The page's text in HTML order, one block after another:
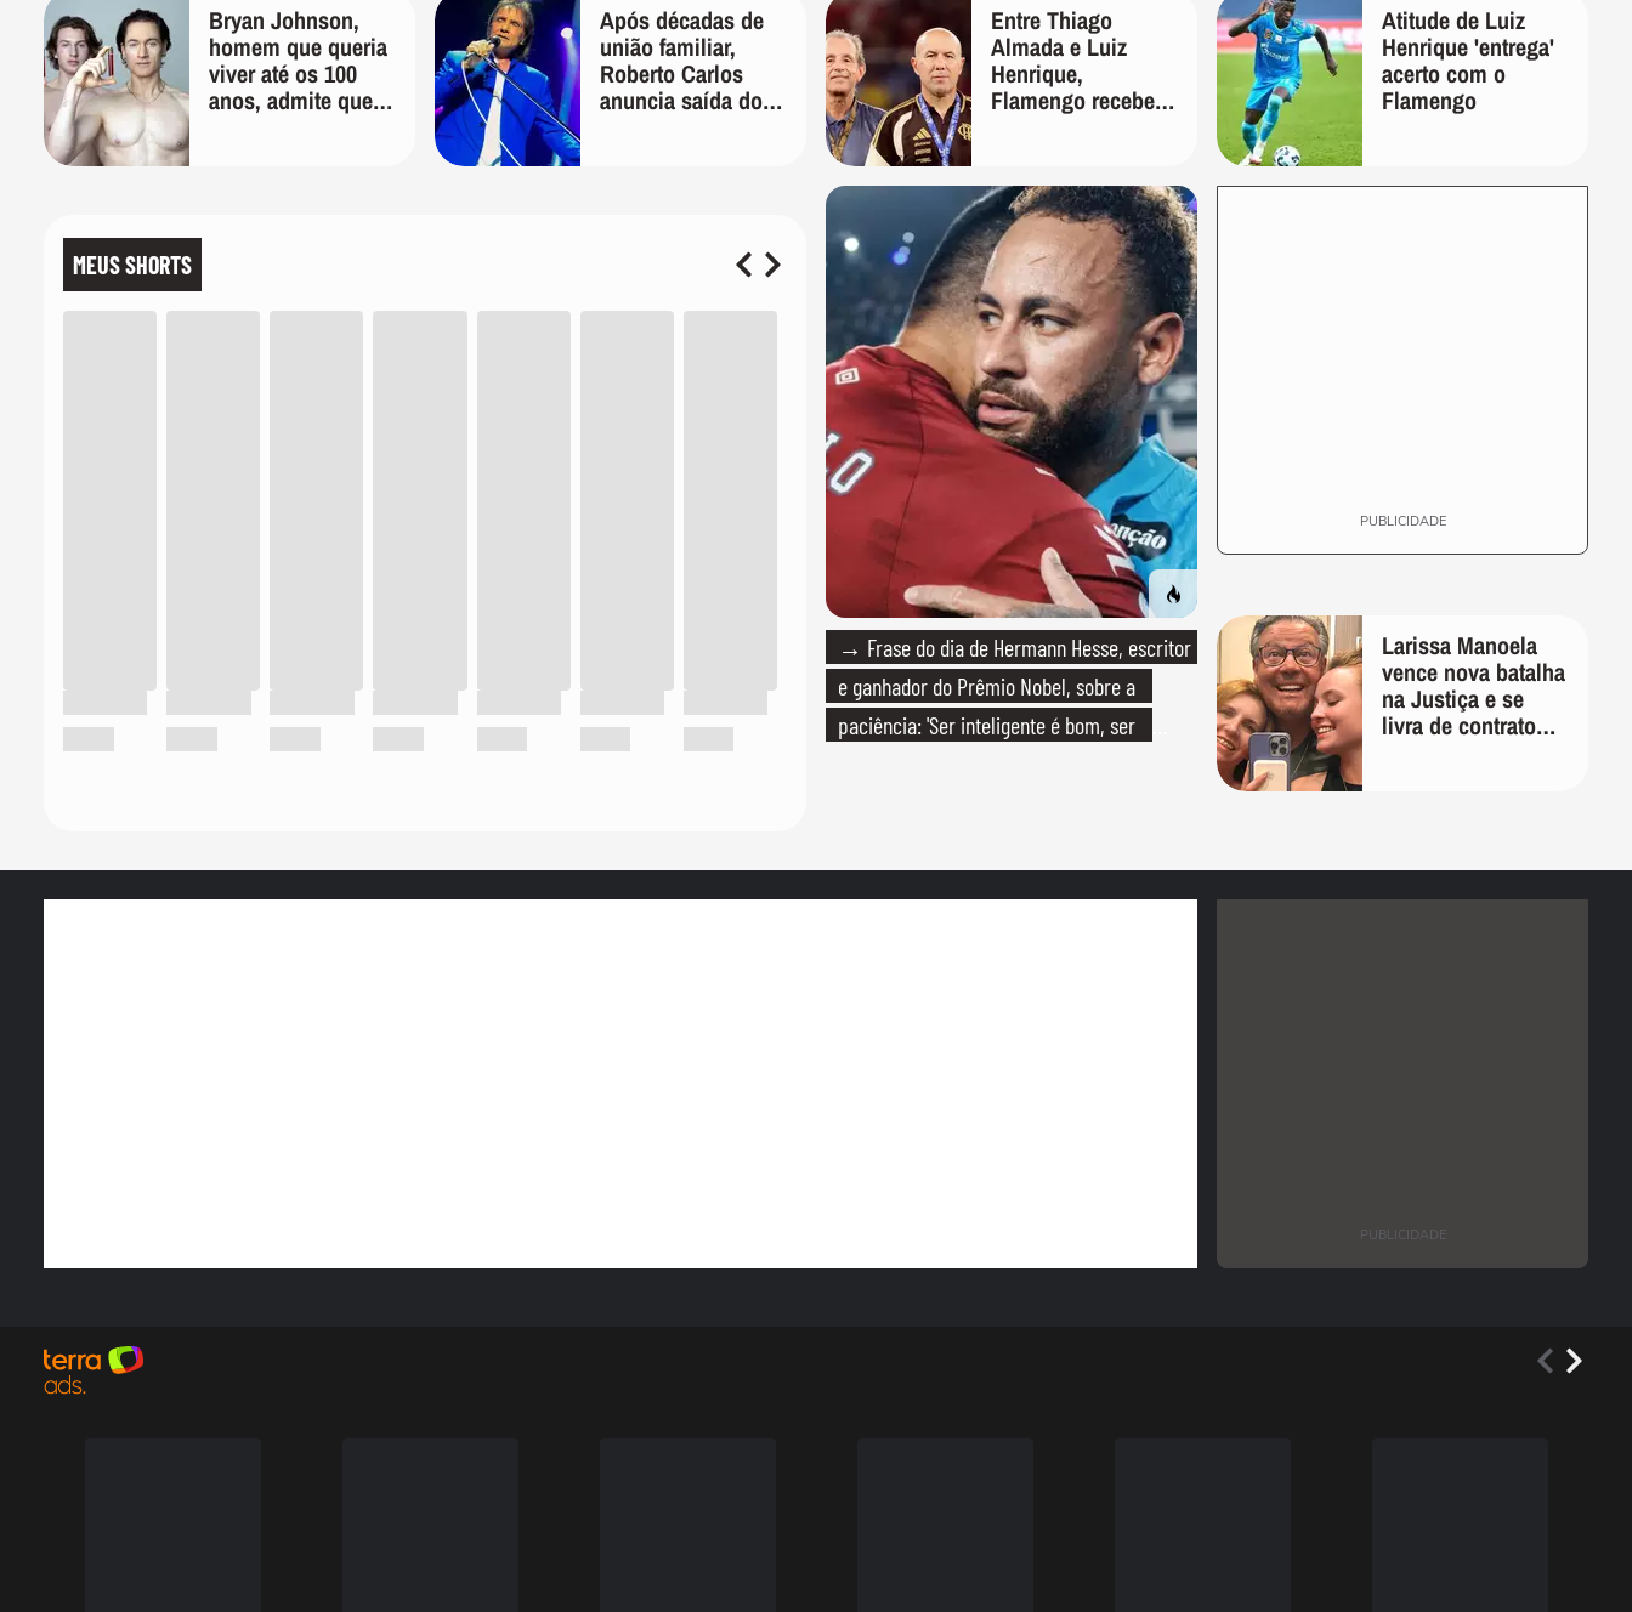
→ Frase do dia de Hermann Hesse, escritor
e ganhador do Prêmio Nobel, sobre a
paciência: 'Ser inteligente é bom, ser
Bryan Johnson,
homem que queria
viver até os 100
anos, admite que
Após décadas de
união familiar,
Roberto Carlos
anuncia saída do
Entre Thiago
Almada e Luiz
Henrique,
Flamengo recebeu
Atitude de Luiz
Henrique 'entrega'
acerto com o
Flamengo
MEUS SHORTS
PUBLICIDADE
Larissa Manoela
vence nova batalha
na Justiça e se
livra de contrato
PUBLICIDADE